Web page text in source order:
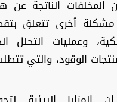
الناتجة عن
مشكلة أخرى تتعلق
وعمليات التحلل
الوقود، والتي